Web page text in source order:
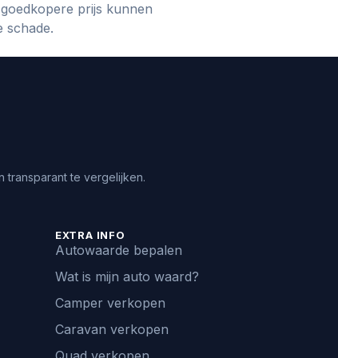
prijs kunnen
schade.
transparant te vergelijken.
EXTRA INFO
Autowaarde bepalen
Wat is mijn auto waard?
Camper verkopen
Caravan verkopen